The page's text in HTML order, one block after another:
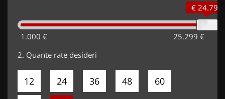
1.000 € 25.299 €
€ 24.799
2. Quante rate desideri
12 24 36 48 60